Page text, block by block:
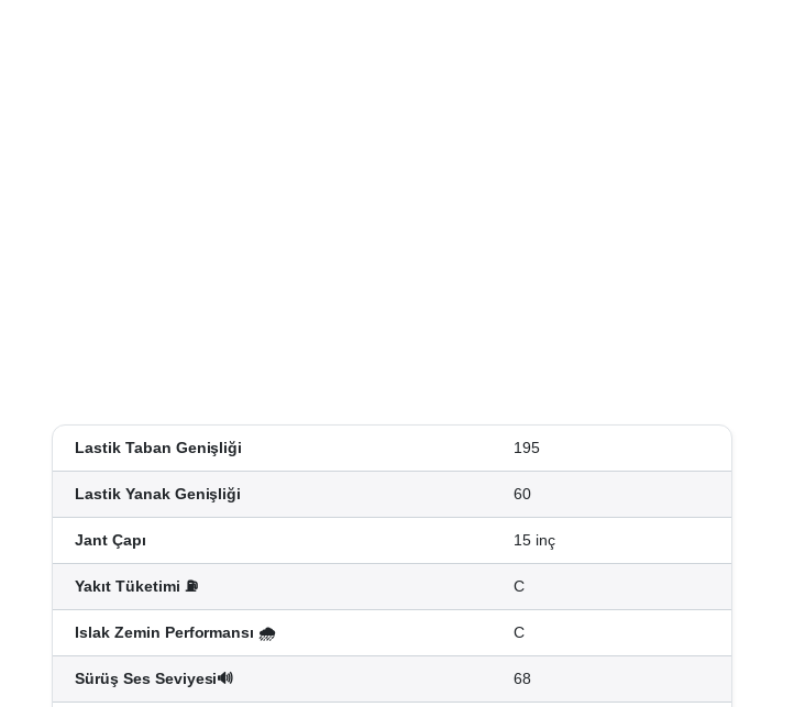
Lastik Taban Genişliği 195
Lastik Yanak Genişliği 60
Jant Çapı 15 inç
Yakıt Tüketimi ⛽ C
Islak Zemin Performansı 🌧️ C
Sürüş Ses Seviyesi🔊 68